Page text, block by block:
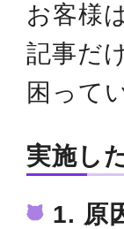
お客様
記事だ
困って
実施し
1. 原